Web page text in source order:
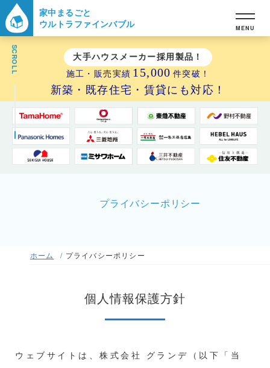
家中まるごと
ウルトラファインバブル
MENU
大手ハウスメーカー採用製品！
施工・販売実績 15,000 件突破！
新築・既存住宅・賃貸にも対応！
SCROLL
プライバシーポリシー
ホーム プライバシーポリシー
個人情報保護方針
ウェブサイトは、株式会社 グランデ（以下「当